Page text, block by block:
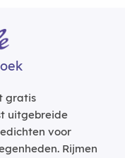
gratis
uitgebreide
voor
Rijmen